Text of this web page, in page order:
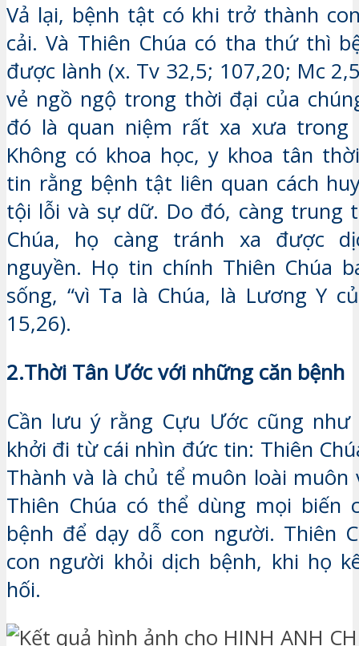
Vả lại, bệnh tật có khi trở thành
cải. Và Thiên Chúa có tha thứ thì
được lành (x. Tv 32,5; 107,20; Mc
vẻ ngồ ngộ trong thời đại của
đó là quan niệm rất xa xưa trong
Không có khoa học, y khoa tân
tin rằng bệnh tật liên quan cách
tội lỗi và sự dữ. Do đó, càng trung
Chúa, họ càng tránh xa được
nguyền. Họ tin chính Thiên Chúa
sống, “vì Ta là Chúa, là Lương Y
15,26).
2.Thời Tân Ước với những căn bệnh
Cần lưu ý rằng Cựu Ước cũng như
khởi đi từ cái nhìn đức tin: Thiên
Thành và là chủ tể muôn loài muôn
Thiên Chúa có thể dùng mọi biến
bệnh để dạy dỗ con người. Thiên
con người khỏi dịch bệnh, khi họ
hối.